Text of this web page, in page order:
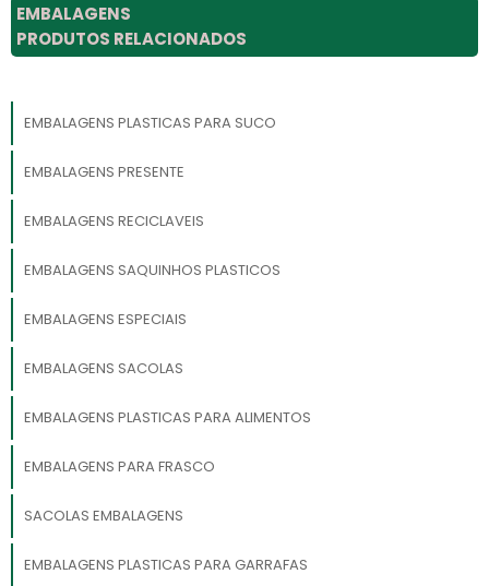
EMBALAGENS
PRODUTOS RELACIONADOS
EMBALAGENS PLASTICAS PARA SUCO
EMBALAGENS PRESENTE
EMBALAGENS RECICLAVEIS
EMBALAGENS SAQUINHOS PLASTICOS
EMBALAGENS ESPECIAIS
EMBALAGENS SACOLAS
EMBALAGENS PLASTICAS PARA ALIMENTOS
EMBALAGENS PARA FRASCO
SACOLAS EMBALAGENS
EMBALAGENS PLASTICAS PARA GARRAFAS